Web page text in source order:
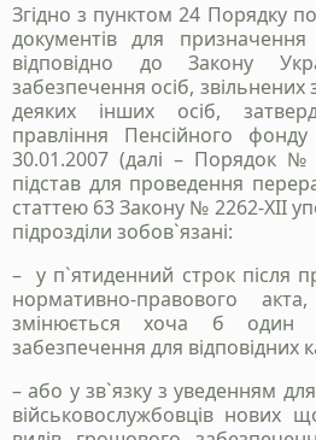
Згідно з пунктом 24 Порядку
документів для призначення
відповідно до Закону
забезпечення осіб, звільнених
деяких інших осіб,
правління Пенсійного
30.01.2007 (далі – Порядок
підстав для проведення
статтею 63 Закону № 2262-ХІІ
підрозділи зобов`язані:
– у п`ятиденний строк після
нормативно-правового
змінюється хоча б один
забезпечення для відповідних
– або у зв`язку з уведенням
військовослужбовців нових